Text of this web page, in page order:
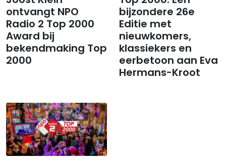
ontvangt NPO
Radio 2 Top 2000
Award bij
bekendmaking Top
2000
bijzondere 26e
Editie met
nieuwkomers,
klassiekers en
eerbetoon aan Eva
Hermans-Kroot